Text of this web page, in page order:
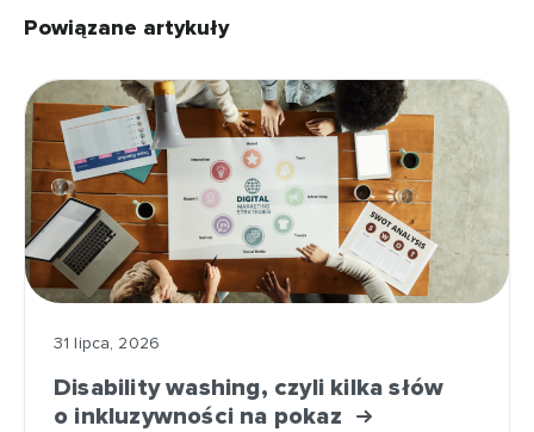
Powiązane artykuły
31 lipca, 2026
Disability washing, czyli kilka słów
o inkluzywności na pokaz